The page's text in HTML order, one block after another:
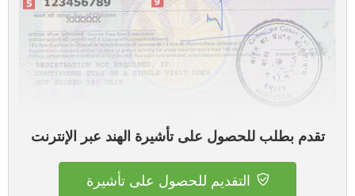
تقدم بطلب للحصول على تأشيرة الهند عبر الإنترنت
التقديم للحصول على تأشيرة